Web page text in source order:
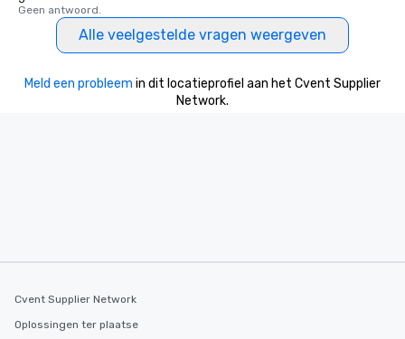
Geen antwoord.
Alle veelgestelde vragen weergeven
Meld een probleem in dit locatieprofiel aan het Cvent Supplier
Network.
Cvent Supplier Network
Oplossingen ter plaatse